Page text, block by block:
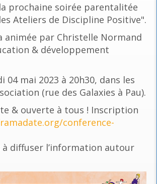
prochaine soirée parentalitée
Ateliers de Discipline Positive".
animée par Christelle Normand
& développement
04 mai 2023 à 20h30, dans les
(rue des Galaxies à Pau).
& ouverte à tous ! Inscription
conference-
à diffuser l’information autour